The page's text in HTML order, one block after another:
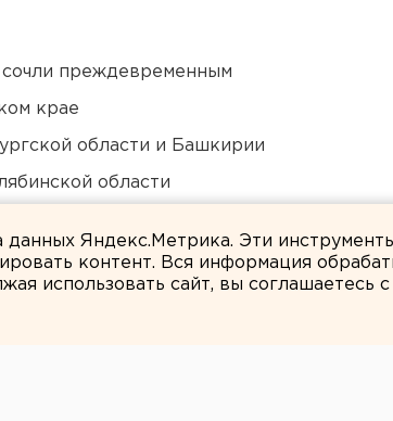
преждевременным
крае
области и Башкирии
области
Яндекс.Метрика. Эти
контент. Вся информация
использовать сайт, вы соглашаетесь